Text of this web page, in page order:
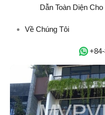
Dẫn Toàn Diện
Về Chúng Tôi